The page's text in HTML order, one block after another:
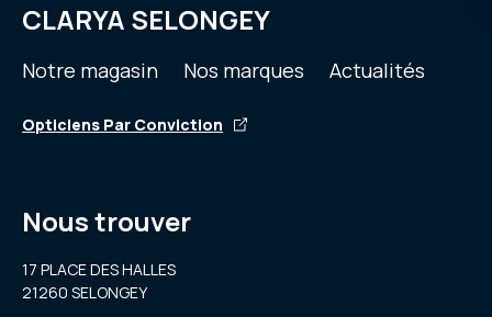
CLARYA SELONGEY
Notre magasin Nos marques Actualités
Opticiens Par Conviction
Nous trouver
17 PLACE DES HALLES
21260 SELONGEY